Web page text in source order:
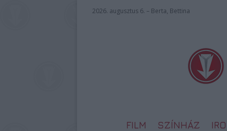
2026. augusztus 6. – Berta, Bettina
FILM SZÍNHÁZ